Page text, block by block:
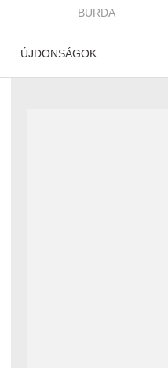
BURDA
ÚJDONSÁGOK